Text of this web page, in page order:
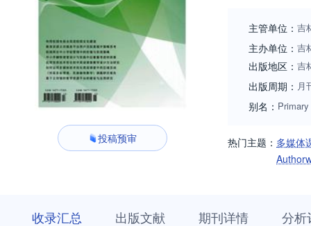
投稿预审
主管单位： 吉
主办单位： 吉
出版地区： 吉
出版周期： 月
别名：
热门主题： 多媒体
收录汇总 出版文献 期刊详情 分析